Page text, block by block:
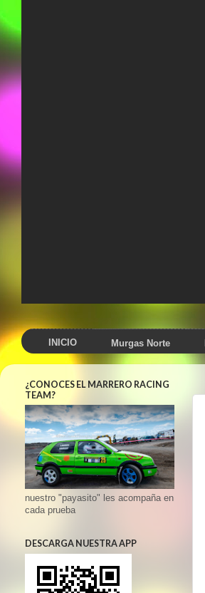
INICIO Murgas Norte
¿CONOCES EL MARRERO RACING
TEAM?
nuestro "payasito" les acompaña en
cada prueba
DESCARGA NUESTRA APP